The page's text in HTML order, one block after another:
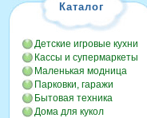
Каталог
Детские игровые кухни
Кассы и супермаркеты
Маленькая модница
Парковки, гаражи
Бытовая техника
Дома для кукол